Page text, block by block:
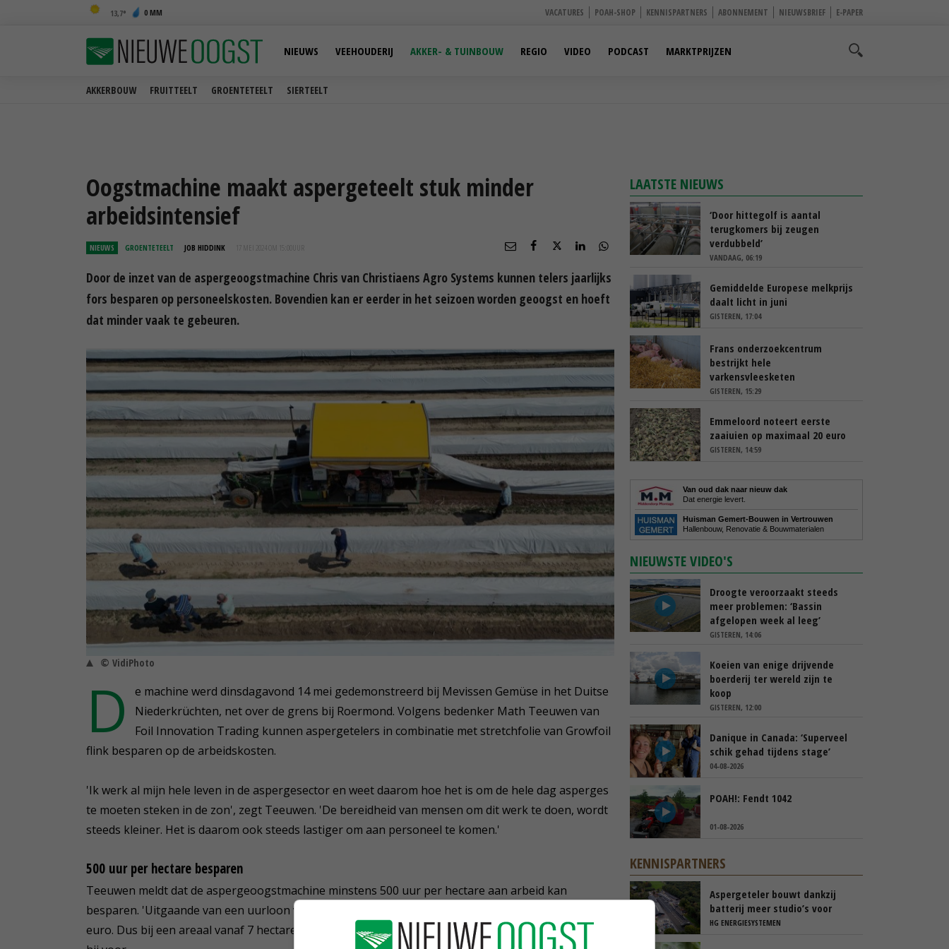
13,7 0 MM VACATURES POAH-SHOP KENNISPARTNERS ABONNEMENT NIEUWSBRIEF E-PAPER
AKKERBOUW FRUITTEELT GROENTETEELT SIERTEELT
NIEUWS VEEHOUDERIJ AKKER- & TUINBOUW REGIO VIDEO PODCAST MARKTPRIJZEN
Oogstmachine maakt aspergeteelt stuk minder
arbeidsintensief
NIEUWS GROENTETEELT JOB HIDDINK 17 MEI 2024 OM 15:00
Door de inzet van de aspergeoogstmachine Chris van Christiaens Agro Systems kunnen telers jaarlijks
fors besparen op personeelskosten. Bovendien kan er eerder in het seizoen worden geoogst en hoeft
dat minder vaak te gebeuren.
© VidiPhoto
D
e machine werd dinsdagavond 14 mei gedemonstreerd bij Mevissen Gemüse in het Duitse
Niederkrüchten, net over de grens bij Roermond. Volgens bedenker Math Teeuwen van
Foil Innovation Trading kunnen aspergetelers in combinatie met stretchfolie van Growfoil
flink besparen op de arbeidskosten.
'Ik werk al mijn hele leven in de aspergesector en weet daarom hoe het is om de hele dag asperges
te moeten steken in de zon', zegt Teeuwen. 'De bereidheid van mensen om dit werk te doen, wordt
steeds kleiner. Het is daarom ook steeds lastiger om aan personeel te komen.'
500 uur per hectare besparen
Teeuwen meldt dat de aspergeoogstmachine minstens 500 uur per hectare aan arbeid kan
besparen. 'Uitgaande van een uurloon van 15 euro scheelt dat 7.500 euro. De machine kost 150.000
euro. Dus bij een areaal vanaf 7 hectare kun je binnen drie jaar de machine terugverdienen', rekent
LAATSTE NIEUWS
‘Door hittegolf is aantal
terugkomers bij zeugen
verdubbeld’
VANDAAG, 06:19
Gemiddelde Europese melkprijs
daalt licht in juni
GISTEREN, 17:04
Frans onderzoekcentrum
bestrijkt hele
varkensvleesketen
GISTEREN, 15:29
Emmeloord noteert eerste
zaaiuien op maximaal 20 euro
GISTEREN, 14:59
Van oud dak naar nieuw dak
Dat energie levert.
Huisman Gemert-Bouwen in Vertrouwen
Hallenbouw, Renovatie & Bouwmaterialen
NIEUWSTE VIDEO'S
Droogte veroorzaakt steeds
meer problemen: ‘Bassin
afgelopen week al leeg’
GISTEREN, 14:06
Koeien van enige drijvende
boerderij ter wereld zijn te
koop
GISTEREN, 12:00
Danique in Canada: ‘Superveel
schik gehad tijdens stage’
04-08-2026
POAH!: Fendt 1042
01-08-2026
KENNISPARTNERS
Aspergeteler bouwt dankzij
batterij meer studio’s voor
personeel
HG ENERGIESYSTEMEN